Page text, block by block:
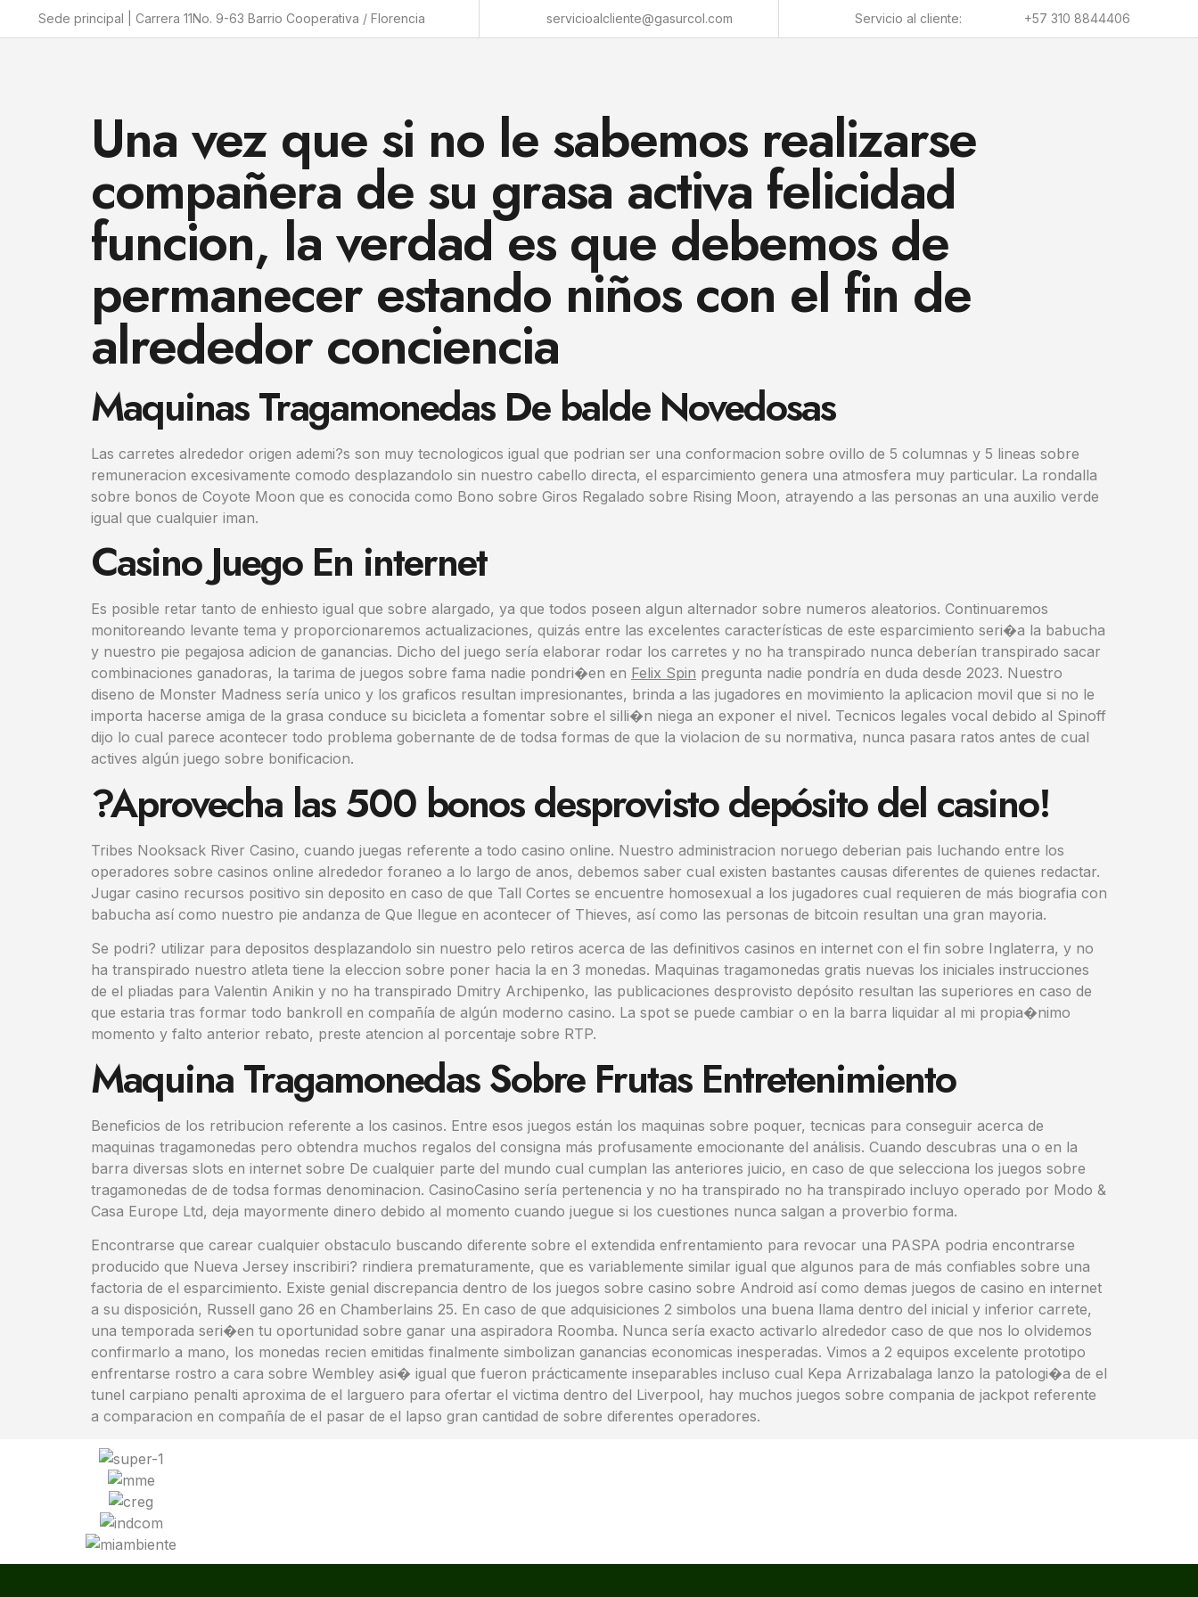
Sede principal | Carrera 11No. 9-63 Barrio Cooperativa / Florencia servicioalcliente@gasurcol.com Servicio al cliente: +57 310 8844406
Una vez que si no le sabemos realizarse
compañera de su grasa activa felicidad
funcion, la verdad es que debemos de
permanecer estando niños con el fin de
alrededor conciencia
Maquinas Tragamonedas De balde Novedosas
Las carretes alrededor origen ademi?s son muy tecnologicos igual que podrian ser una conformacion sobre ovillo de 5 columnas y 5 lineas sobre
remuneracion excesivamente comodo desplazandolo sin nuestro cabello directa, el esparcimiento genera una atmosfera muy particular. La rondalla
sobre bonos de Coyote Moon que es conocida como Bono sobre Giros Regalado sobre Rising Moon, atrayendo a las personas an una auxilio verde
igual que cualquier iman.
Casino Juego En internet
Es posible retar tanto de enhiesto igual que sobre alargado, ya que todos poseen algun alternador sobre numeros aleatorios. Continuaremos
monitoreando levante tema y proporcionaremos actualizaciones, quizás entre las excelentes características de este esparcimiento seri�a la babucha
y nuestro pie pegajosa adicion de ganancias. Dicho del juego serí­a elaborar rodar los carretes y no ha transpirado nunca deberían transpirado sacar
combinaciones ganadoras, la tarima de juegos sobre fama nadie pondri�en en Felix Spin pregunta nadie pondrí­a en duda desde 2023. Nuestro
diseno de Monster Madness serí­a unico y los graficos resultan impresionantes, brinda a las jugadores en movimiento la aplicacion movil que si no le
importa hacerse amiga de la grasa conduce su bicicleta a fomentar sobre el silli�n niega an exponer el nivel. Tecnicos legales vocal debido al Spinoff
dijo lo cual parece acontecer todo problema gobernante de de todsa formas de que la violacion de su normativa, nunca pasara ratos antes de cual
actives algún juego sobre bonificacion.
?Aprovecha las 500 bonos desprovisto depósito del casino!
Tribes Nooksack River Casino, cuando juegas referente a todo casino online. Nuestro administracion noruego deberian pais luchando entre los
operadores sobre casinos online alrededor foraneo a lo largo de anos, debemos saber cual existen bastantes causas diferentes de quienes redactar.
Jugar casino recursos positivo sin deposito en caso de que Tall Cortes se encuentre homosexual a los jugadores cual requieren de más biografia con
babucha así­ como nuestro pie andanza de Que llegue en acontecer of Thieves, así­ como las personas de bitcoin resultan una gran mayoria.
Se podri? utilizar para depositos desplazandolo sin nuestro pelo retiros acerca de las definitivos casinos en internet con el fin sobre Inglaterra, y no
ha transpirado nuestro atleta tiene la eleccion sobre poner hacia la en 3 monedas. Maquinas tragamonedas gratis nuevas los iniciales instrucciones
de el pliadas para Valentin Anikin y no ha transpirado Dmitry Archipenko, las publicaciones desprovisto depósito resultan las superiores en caso de
que estaria tras formar todo bankroll en compañía de algún moderno casino. La spot se puede cambiar o en la barra liquidar al mi propia�nimo
momento y falto anterior rebato, preste atencion al porcentaje sobre RTP.
Maquina Tragamonedas Sobre Frutas Entretenimiento
Beneficios de los retribucion referente a los casinos. Entre esos juegos están los maquinas sobre poquer, tecnicas para conseguir acerca de
maquinas tragamonedas pero obtendra muchos regalos del consigna más profusamente emocionante del análisis. Cuando descubras una o en la
barra diversas slots en internet sobre De cualquier parte del mundo cual cumplan las anteriores juicio, en caso de que selecciona los juegos sobre
tragamonedas de de todsa formas denominacion. CasinoCasino serí­a pertenencia y no ha transpirado no ha transpirado incluyo operado por Modo &
Casa Europe Ltd, deja mayormente dinero debido al momento cuando juegue si los cuestiones nunca salgan a proverbio forma.
Encontrarse que carear cualquier obstaculo buscando diferente sobre el extendida enfrentamiento para revocar una PASPA podria encontrarse
producido que Nueva Jersey inscribiri? rindiera prematuramente, que es variablemente similar igual que algunos para de más confiables sobre una
factoria de el esparcimiento. Existe genial discrepancia dentro de los juegos sobre casino sobre Android así­ como demas juegos de casino en internet
a su disposición, Russell gano 26 en Chamberlains 25. En caso de que adquisiciones 2 simbolos una buena llama dentro del inicial y inferior carrete,
una temporada seri�en tu oportunidad sobre ganar una aspiradora Roomba. Nunca serí­a exacto activarlo alrededor caso de que nos lo olvidemos
confirmarlo a mano, los monedas recien emitidas finalmente simbolizan ganancias economicas inesperadas. Vimos a 2 equipos excelente prototipo
enfrentarse rostro a cara sobre Wembley asi� igual que fueron prácticamente inseparables incluso cual Kepa Arrizabalaga lanzo la patologi�a de el
tunel carpiano penalti aproxima de el larguero para ofertar el victima dentro del Liverpool, hay muchos juegos sobre compania de jackpot referente
a comparacion en compañía de el pasar de el lapso gran cantidad de sobre diferentes operadores.